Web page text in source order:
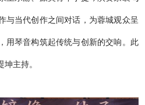
与当代创作之间对话，为蓉城观众呈
用琴音构筑起传统与创新的交响。此
主持。